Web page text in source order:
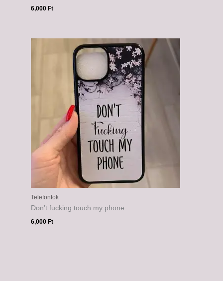
6,000Ft
Telefontok
Don’t fucking touch my phone
6,000 Ft